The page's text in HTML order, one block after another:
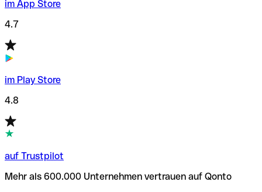
im App Store
4.7
im Play Store
4.8
auf Trustpilot
Mehr als 600.000 Unternehmen vertrauen auf Qonto